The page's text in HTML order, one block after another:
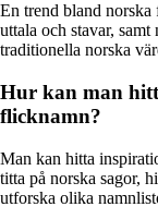
En trend bland norska
uttala och stavar,
traditionella norska
Hur kan man
flicknamn?
Man kan hitta
titta på norska sagor,
utforska olika